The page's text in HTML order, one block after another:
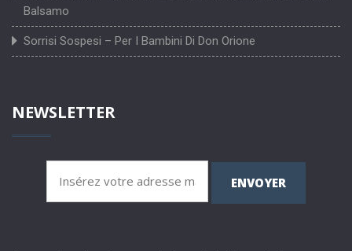
Balsamo
Sorrisi Sospesi – Per I Bambini Di Don Orione
NEWSLETTER
ENVOYER